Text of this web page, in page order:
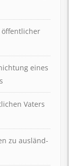
eines
Vaters
zu aus­länd­